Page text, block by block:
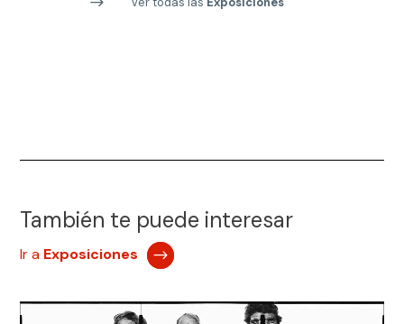
También te puede interesar
Ir a Exposiciones